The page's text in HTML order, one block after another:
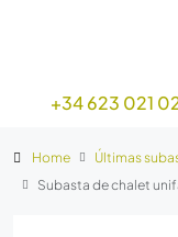
+34 623 021
Home
Últimas
Subasta de chalet